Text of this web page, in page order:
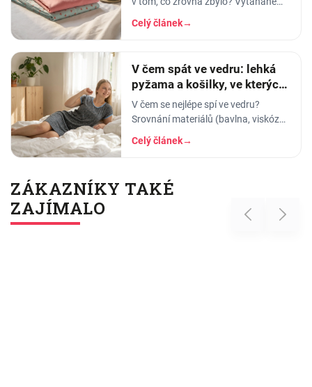
tričko po manželovi, staré legíny,
jedna nohavice nahoře, druhá dole.
Celý článek→
V čem spát ve vedru: lehká
pyžama a košilky, ve kterých
se nezapaříte
V čem se nejlépe spí ve vedru?
Srovnání materiálů (bavlna, viskóza,
len, hedvábí) a tipy na lehká letní
pyžama a noční košilky, ve kterých
Celý článek→
ZÁKAZNÍKY TAKÉ
ZAJÍMALO
Previous Next